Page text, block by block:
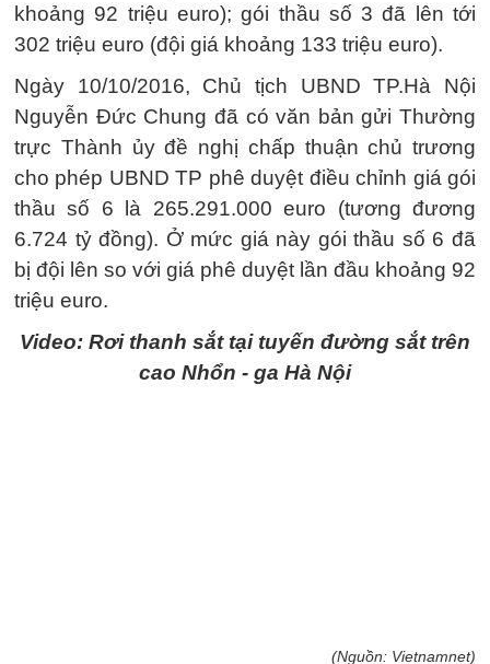
khoảng 92 triệu euro); gói thầu số 3 đã lên tới
302 triệu euro (đội giá khoảng 133 triệu euro).
Ngày 10/10/2016, Chủ tịch UBND TP.Hà Nội
Nguyễn Đức Chung đã có văn bản gửi Thường
trực Thành ủy đề nghị chấp thuận chủ trương
cho phép UBND TP phê duyệt điều chỉnh giá gói
thầu số 6 là 265.291.000 euro (tương đương
6.724 tỷ đồng). Ở mức giá này gói thầu số 6 đã
bị đội lên so với giá phê duyệt lần đầu khoảng 92
triệu euro.
Video: Rơi thanh sắt tại tuyến đường sắt trên
cao Nhổn - ga Hà Nội
(Nguồn: Vietnamnet)